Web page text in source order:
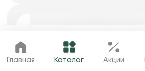
Главная Каталог Избранное
Главная Каталог Акции